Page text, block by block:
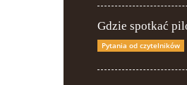
Gdzie spotkać
Pytania od czytelników